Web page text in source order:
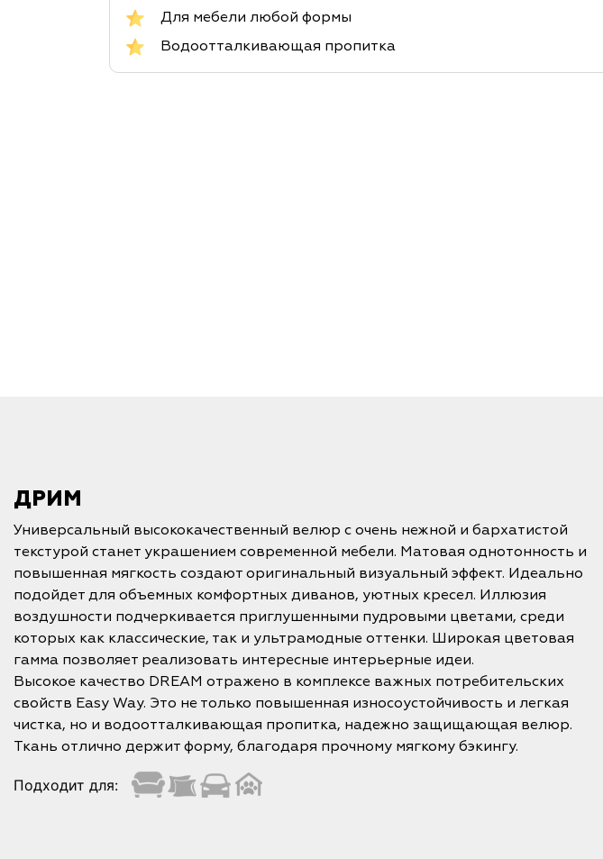
Для мебели любой формы
Водоотталкивающая пропитка
ДРИМ
Универсальный высококачественный велюр с очень нежной и бархатистой
текстурой станет украшением современной мебели. Матовая однотонность и
повышенная мягкость создают оригинальный визуальный эффект. Идеально
подойдет для объемных комфортных диванов, уютных кресел. Иллюзия
воздушности подчеркивается приглушенными пудровыми цветами, среди
которых как классические, так и ультрамодные оттенки. Широкая цветовая
гамма позволяет реализовать интересные интерьерные идеи.
Высокое качество DREAM отражено в комплексе важных потребительских
свойств Easy Way. Это не только повышенная износоустойчивость и легкая
чистка, но и водоотталкивающая пропитка, надежно защищающая велюр.
Ткань отлично держит форму, благодаря прочному мягкому бэкингу.
Подходит для: